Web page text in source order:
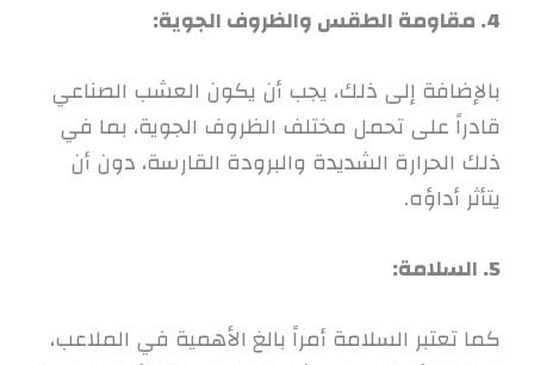
4. مقاومة الطقس والظروف الجوية:
بالإضافة إلى ذلك، يجب أن يكون العشب الصناعي
قادراً على تحمل مختلف الظروف الجوية، بما في
ذلك الحرارة الشديدة والبرودة القارسة، دون أن
يتأثر أداؤه.
5. السلامة:
كما تعتبر السلامة أمراً بالغ الأهمية في الملاعب،